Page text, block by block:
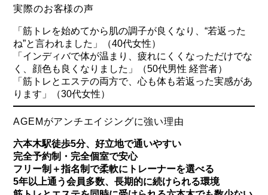
実際のお客様の声
「筋トレを始めてから肌の調子が良くなり、“若返った
ね”と言われました」（40代女性）
「インディバで体が温まり、疲れにくくなっただけでな
く、顔色も良くなりました」（50代男性 経営者）
「筋トレとエステの両方で、心も体も若返った実感があ
ります」（30代女性）
AGEMがアンチエイジングに強い理由
六本木駅徒歩5分、好立地で通いやすい
完全予約制・完全個室で安心
フリー制＋指名制で柔軟にトレーナーを選べる
5年以上通う会員多数、長期的に続けられる環境